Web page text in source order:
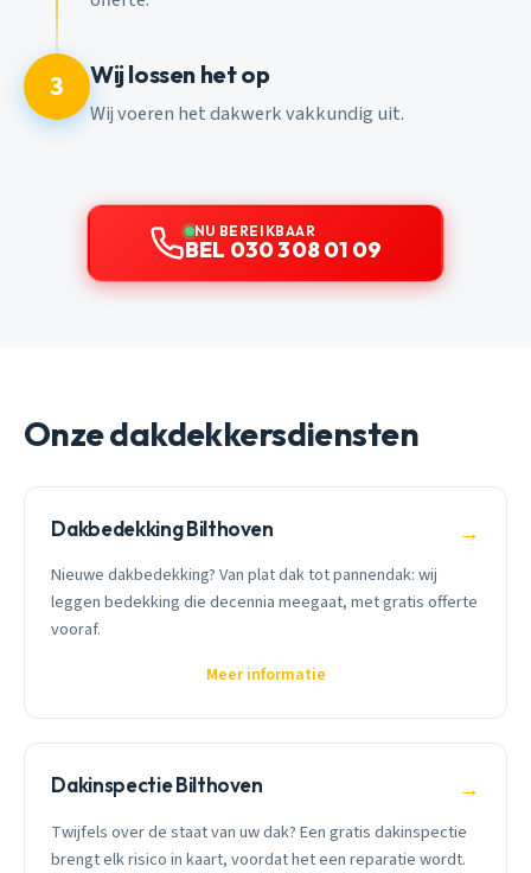
3 Wij lossen het op
Wij voeren het dakwerk vakkundig uit.
NU BEREIKBAAR
BEL 030 308 01 09
Onze dakdekkersdiensten
Dakbedekking Bilthoven →
Nieuwe dakbedekking? Van plat dak tot pannendak: wij
leggen bedekking die decennia meegaat, met gratis offerte
vooraf.
Meer informatie
Dakinspectie Bilthoven →
Twijfels over de staat van uw dak? Een gratis dakinspectie
brengt elk risico in kaart, voordat het een reparatie wordt.